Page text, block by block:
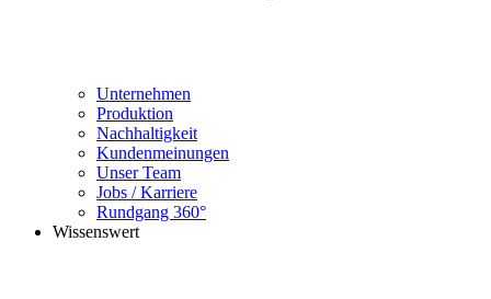
Unternehmen
Produktion
Nachhaltigkeit
Kundenmeinungen
Unser Team
Jobs / Karriere
Rundgang 360°
Wissenswert